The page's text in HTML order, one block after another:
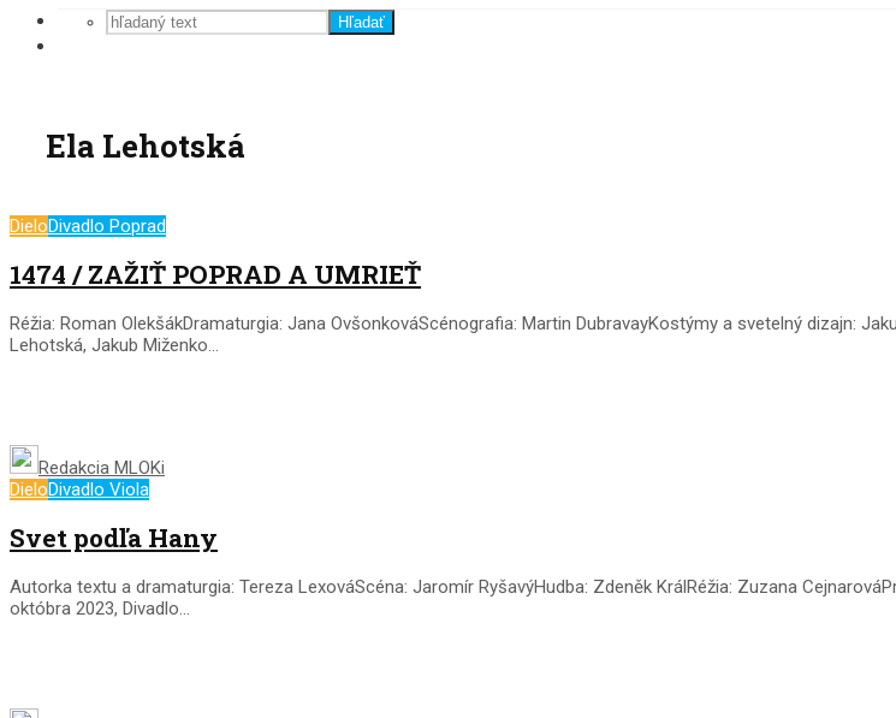
Hľadať
Ela Lehotská
DieloDivadlo Poprad
1474 / ZAŽIŤ POPRAD A UMRIEŤ
Réžia: Roman OlekšákDramaturgia: Jana OvšonkováScénografia: Martin DubravayKostýmy a svetelný dizajn:
Lehotská, Jakub Miženko...
Redakcia MLOKi
DieloDivadlo Viola
Svet podľa Hany
Autorka textu a dramaturgia: Tereza LexováScéna: Jaromír RyšavýHudba: Zdeněk KrálRéžia: Zuzana
októbra 2023, Divadlo...